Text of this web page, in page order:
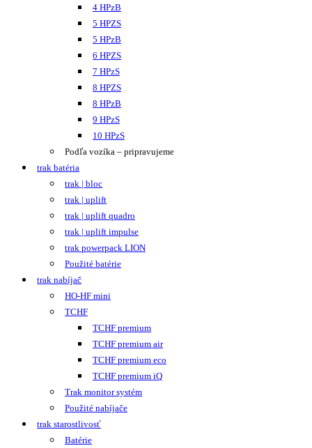
4 HPzB
5 HPZS
5 HPzB
6 HPZS
7 HPzS
8 HPZS
8 HPzB
9 HPzS
10 HPzS
Podľa vozíka – pripravujeme
trak batéria
trak | bloc
trak | uplift
trak | uplift quadro
trak | uplift impulse
trak powerpack LION
Použité batérie
trak nabíjač
HO-HF mini
TCHF
TCHF premium
TCHF premium air
TCHF premium eco
TCHF premium iQ
Trak monitor systém
Použité nabíjače
trak starostlivosť
Batérie